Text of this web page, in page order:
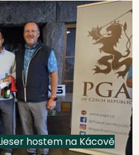
hostem na Kácově